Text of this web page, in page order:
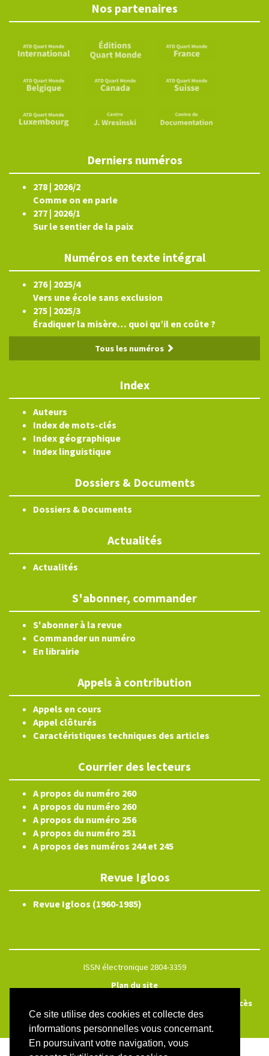
Ce site utilise des cookies et collecte des
informations personnelles vous concernant.
En poursuivant votre navigation, vous
Nos partenaires
Derniers numéros
278 | 2026/2
Comme on en parle
277 | 2026/1
Sur le sentier de la paix
Numéros en texte intégral
276 | 2025/4
Vers une école sans exclusion
275 | 2025/3
Éradiquer la misère… quoi qu’il en coûte ?
Tous les numéros
Index
Auteurs
Index de mots-clés
Index géographique
Index linguistique
Dossiers & Documents
Dossiers & Documents
Actualités
Actualités
S'abonner, commander
S'abonner à la revue
Commander un numéro
En librairie
Appels à contribution
Appels en cours
Appel clôturés
Caractéristiques techniques des articles
Courrier des lecteurs
A propos du numéro 260
A propos du numéro 260
A propos du numéro 256
A propos du numéro 251
A propos des numéros 244 et 245
Revue Igloos
Revue Igloos (1960-1985)
ISSN électronique 2804-3359
Plan du site
Accès
réservé